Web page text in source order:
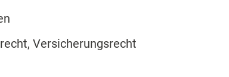
Versicherungsrecht